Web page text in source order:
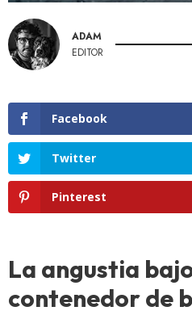
ADAM
EDITOR
Facebook
Twitter
Pinterest
La angustia
contenedor de